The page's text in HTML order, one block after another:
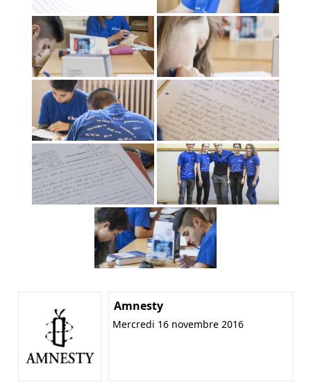
Amnesty
Mercredi 16 novembre 2016